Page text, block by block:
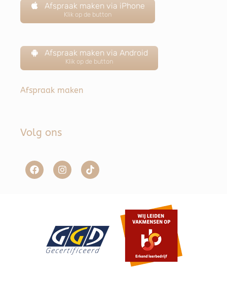
Afspraak maken via iPhone
Klik op de button
Afspraak maken via Android
Klik op de button
Afspraak maken
Volg ons